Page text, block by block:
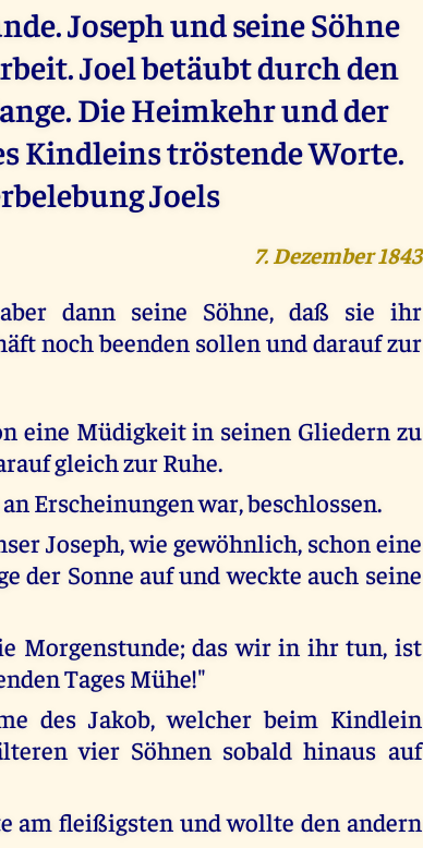
Joseph und seine Söhne
Joel betäubt durch den
Die Heimkehr und der
Kindleins tröstende Worte.
Joels
7. Dezember 1843
dann seine Söhne, daß sie ihr
noch beenden sollen und darauf zur
eine Müdigkeit in seinen Gliedern zu
gleich zur Ruhe.
Erscheinungen war, beschlossen.
Joseph, wie gewöhnlich, schon eine
der Sonne auf und weckte auch seine
Morgenstunde; das wir in ihr tun, ist
Tages Mühe!"
des Jakob, welcher beim Kindlein
vier Söhnen sobald hinaus auf
am fleißigsten und wollte den andern